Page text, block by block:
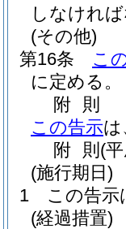
しなけれ
(その他)
第16条
こ
に定める。
附 則
この告示は
附 則 (
(施行期日)
1
この告示
(経過措置)